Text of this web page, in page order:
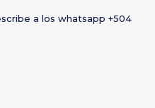
a los whatsapp +504